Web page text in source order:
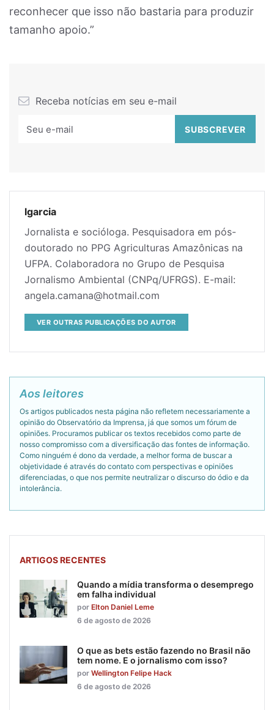
reconhecer que isso não bastaria para produzir
tamanho apoio.”
Receba notícias em seu e-mail
lgarcia
Jornalista e socióloga. Pesquisadora em pós-
doutorado no PPG Agriculturas Amazônicas na
UFPA. Colaboradora no Grupo de Pesquisa
Jornalismo Ambiental (CNPq/UFRGS). E-mail:
angela.camana@hotmail.com
VER OUTRAS PUBLICAÇÕES DO AUTOR
Aos leitores
Os artigos publicados nesta página não refletem necessariamente a
opinião do Observatório da Imprensa, já que somos um fórum de
opiniões. Procuramos publicar os textos recebidos como parte de
nosso compromisso com a diversificação das fontes de informação.
Como ninguém é dono da verdade, a melhor forma de buscar a
objetividade é através do contato com perspectivas e opiniões
diferenciadas, o que nos permite neutralizar o discurso do ódio e da
intolerância.
ARTIGOS RECENTES
Quando a mídia transforma o desemprego
em falha individual
por Elton Daniel Leme
6 de agosto de 2026
O que as bets estão fazendo no Brasil não
tem nome. E o jornalismo com isso?
por Wellington Felipe Hack
6 de agosto de 2026